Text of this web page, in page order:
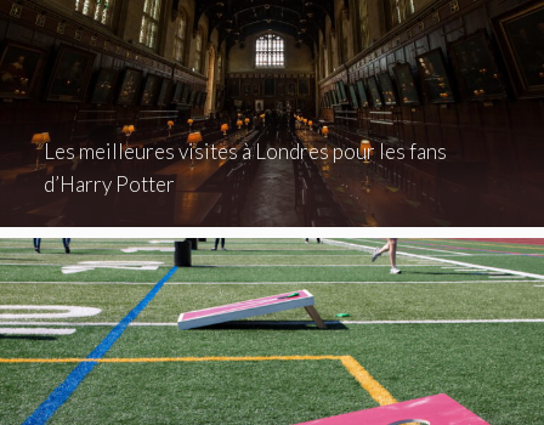
Les meilleures visites à Londres pour les fans
d’Harry Potter